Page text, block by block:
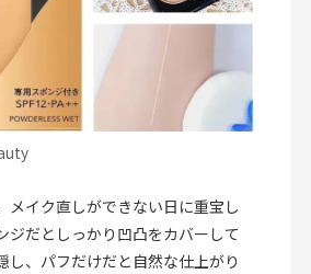
メイク直しができない日に重宝し
ジだとしっかり凹凸をカバーして
し、パフだけだと自然な仕上がり